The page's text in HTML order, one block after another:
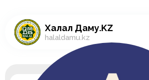
Халал Даму.KZ
halaldamu.kz